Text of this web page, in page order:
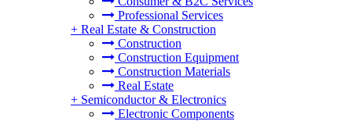
Professional Services
+ Real Estate & Construction
Construction
Construction Equipment
Construction Materials
Real Estate
+ Semiconductor & Electronics
Electronic Components